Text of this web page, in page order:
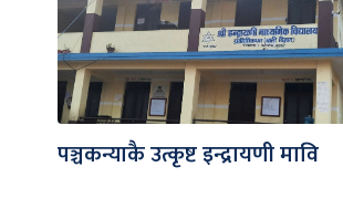
पञ्चकन्याकै उत्कृष्ट इन्द्रायणी मावि